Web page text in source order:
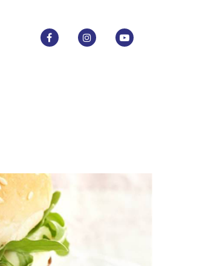
FACEBOOKINSTAGRAMINSTAGRAM